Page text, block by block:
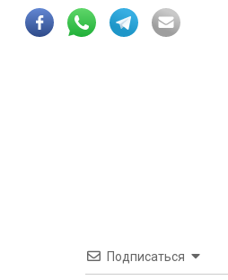
Подписаться